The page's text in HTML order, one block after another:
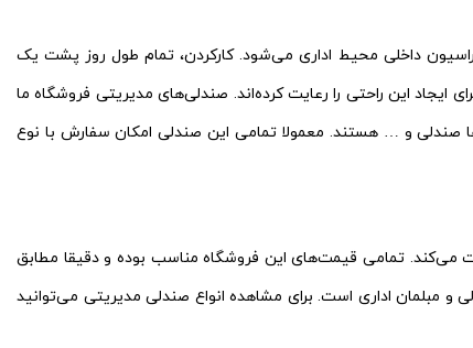
داخلی محیط اداری می‌شود. کارکردن، تمام طول روز پشت یک
این راحتی را رعایت کرده‌اند. صندلی‌های مدیریتی فروشگاه ما
صندلی و … هستند. معمولا تمامی این صندلی امکان سفارش با نوع
می‌کند. تمامی قیمت‌های این فروشگاه مناسب بوده و دقیقا مطابق
و مبلمان اداری است. برای مشاهده انواع صندلی مدیریتی می‌توانید